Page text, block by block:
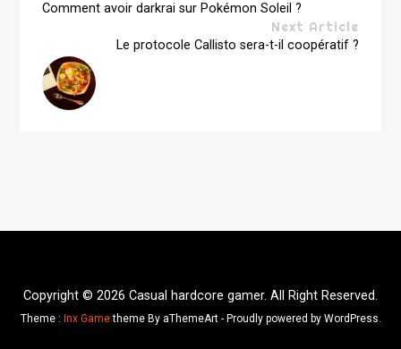
Comment avoir darkrai sur Pokémon Soleil ?
Next Article
Le protocole Callisto sera-t-il coopératif ?
Copyright © 2026 Casual hardcore gamer. All Right Reserved.
Theme : Inx Gametheme By aThemeArt - Proudly powered by WordPress.